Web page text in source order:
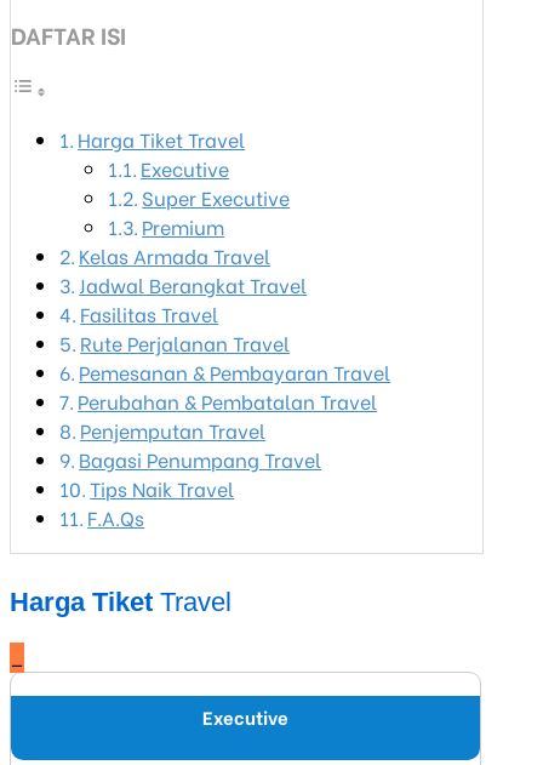
DAFTAR ISI
Harga Tiket Travel
Executive
Super Executive
Premium
Kelas Armada Travel
Jadwal Berangkat Travel
Fasilitas Travel
Rute Perjalanan Travel
Pemesanan & Pembayaran Travel
Perubahan & Pembatalan Travel
Penjemputan Travel
Bagasi Penumpang Travel
Tips Naik Travel
F.A.Qs
Harga Tiket Travel
_
Executive